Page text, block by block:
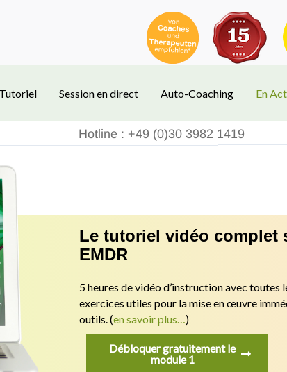
Tutoriel Session en direct Auto-Coaching En
Hotline : +49 (0)30 3982 1419
Le tutoriel vidéo complet
EMDR
5 heures de vidéo d’instruction avec toutes
exercices utiles pour la mise en œuvre
outils. (en savoir plus… )
Débloquer gratuitement le
module 1